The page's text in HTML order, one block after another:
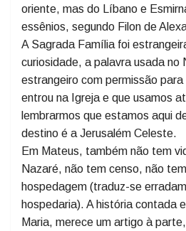
profética, ou seja, é o
Algo curioso são os presentes
grego: libanon e smyrnan) dos
oriente, mas do Líbano e
essênios, segundo Filon de
A Sagrada Família foi
curiosidade, a palavra usada no
estrangeiro com permissão para
entrou na Igreja e que usamos
lembrarmos que estamos aqui
destino é a Jerusalém Celeste.
Em Mateus, também não tem
Nazaré, não tem censo, não